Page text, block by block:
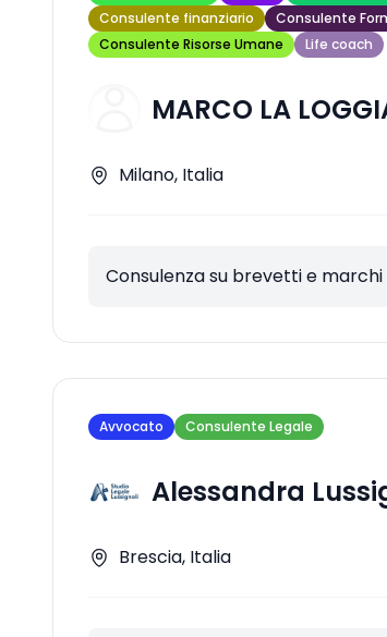
Consulente finanziario
Consulente
Consulente Risorse Umane
Life coach
MARCO LA
Milano, Italia
Consulenza su brevetti e marchi
Avvocato Consulente Legale
Alessandra
Brescia, Italia